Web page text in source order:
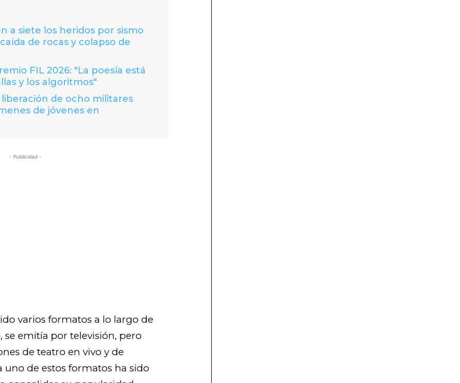
a siete los heridos por sismo
de rocas y colapso de
FIL 2026: "La poesía está
y los algoritmos"
liberación de ocho militares
de jóvenes en
- Publicidad -
varios formatos a lo largo de
se emitía por televisión, pero
de teatro en vivo y de
uno de estos formatos ha sido